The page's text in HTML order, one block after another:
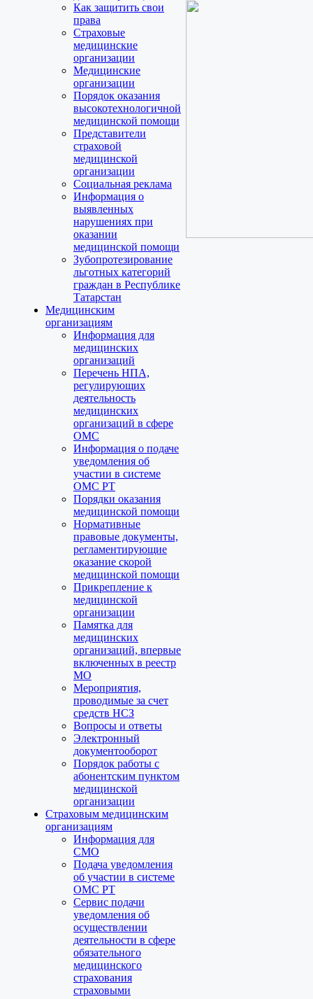
Как защитить свои
права
Страховые
медицинские
организации
Медицинские
организации
Порядок оказания
высокотехнологичной
медицинской помощи
Представители
страховой
медицинской
организации
Социальная реклама
Информация о
выявленных
нарушениях при
оказании
медицинской помощи
Зубопротезирование
льготных категорий
граждан в Республике
Татарстан
Медицинским
организациям
Информация для
медицинских
организаций
Перечень НПА,
регулирующих
деятельность
медицинских
организаций в сфере
ОМС
Информация о подаче
уведомления об
участии в системе
ОМС РТ
Порядки оказания
медицинской помощи
Нормативные
правовые документы,
регламентирующие
оказание скорой
медицинской помощи
Прикрепление к
медицинской
организации
Памятка для
медицинских
организаций, впервые
включенных в реестр
МО
Мероприятия,
проводимые за счет
средств НСЗ
Вопросы и ответы
Электронный
документооборот
Порядок работы с
абонентским пунктом
медицинской
организации
Страховым медицинским
организациям
Информация для
СМО
Подача уведомления
об участии в системе
ОМС РТ
Сервис подачи
уведомления об
осуществлении
деятельности в сфере
обязательного
медицинского
страхования
страховыми